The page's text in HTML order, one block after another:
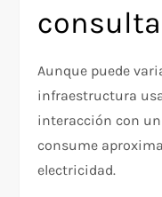
Aunque puede
infraestructura
interacción con un
consume
electricidad.